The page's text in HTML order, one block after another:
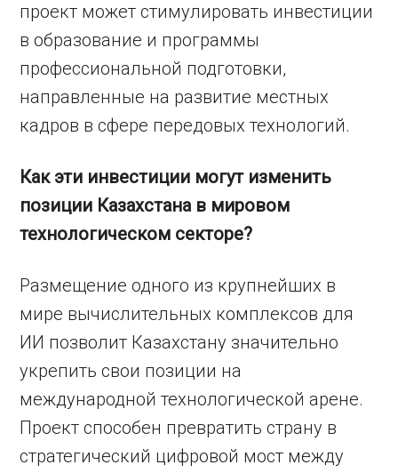
проект может стимулировать инвестиции
в образование и программы
профессиональной подготовки,
направленные на развитие местных
кадров в сфере передовых технологий.
Как эти инвестиции могут изменить
позиции Казахстана в мировом
технологическом секторе?
Размещение одного из крупнейших в
мире вычислительных комплексов для
ИИ позволит Казахстану значительно
укрепить свои позиции на
международной технологической арене.
Проект способен превратить страну в
стратегический цифровой мост между